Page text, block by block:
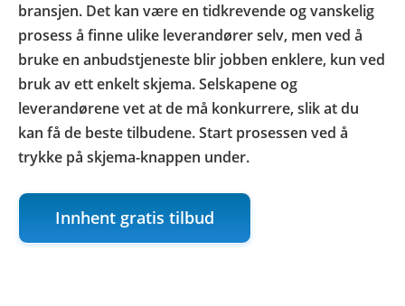
bransjen. Det kan være en tidkrevende og vanskelig
prosess å finne ulike leverandører selv, men ved å
bruke en anbudstjeneste blir jobben enklere, kun ved
bruk av ett enkelt skjema. Selskapene og
leverandørene vet at de må konkurrere, slik at du
kan få de beste tilbudene. Start prosessen ved å
trykke på skjema-knappen under.
Innhent gratis tilbud